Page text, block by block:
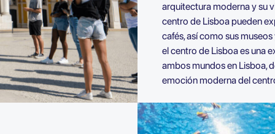
arquitectura moderna y su
centro de Lisboa pueden
cafés, así como sus
el centro de Lisboa es una
ambos mundos en Lisboa,
emoción moderna del